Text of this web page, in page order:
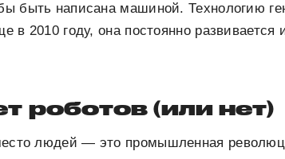
быть написана машиной. Технологию
в 2010 году, она постоянно развивается
роботов (или нет)
людей — это промышленная